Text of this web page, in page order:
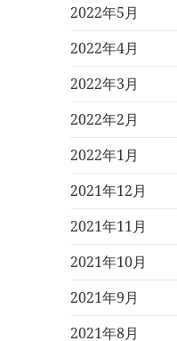
2022年5月
2022年4月
2022年3月
2022年2月
2022年1月
2021年12月
2021年11月
2021年10月
2021年9月
2021年8月